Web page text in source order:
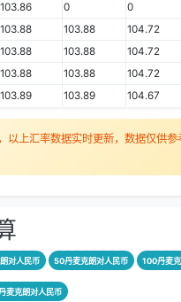
103.86 0 0
103.88 103.88 104.72
103.88 103.88 104.72
103.88 103.88 104.72
103.89 103.89 104.67
以上汇率数据实时更新，数据仅供参
对人民币 50丹麦克朗对人民币 100丹麦
麦克朗对人民币